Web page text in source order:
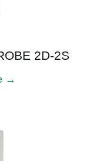
2D-2S
→